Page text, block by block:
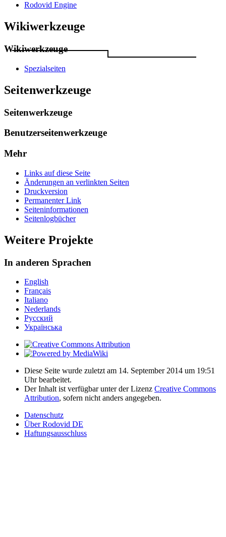
Rodovid Engine
Wikiwerkzeuge
Wikiwerkzeuge
Spezialseiten
Seitenwerkzeuge
Seitenwerkzeuge
Benutzerseitenwerkzeuge
Mehr
Links auf diese Seite
Änderungen an verlinkten Seiten
Druckversion
Permanenter Link
Seiten­­informationen
Seitenlogbücher
Weitere Projekte
In anderen Sprachen
English
Français
Italiano
Nederlands
Русский
Українська
Diese Seite wurde zuletzt am 14. September 2014 um 19:51
Uhr bearbeitet.
Der Inhalt ist verfügbar unter der Lizenz Creative Commons
Attribution, sofern nicht anders angegeben.
Datenschutz
Über Rodovid DE
Haftungsausschluss